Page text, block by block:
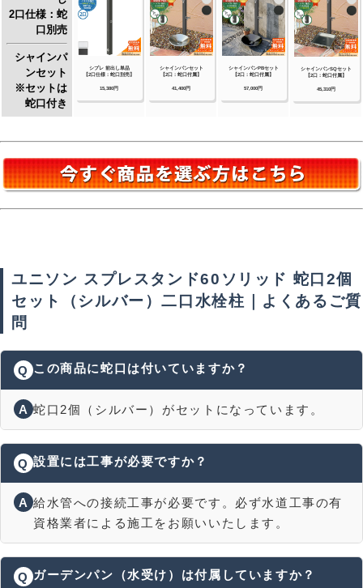
ユニソン スプレスタンド60ソリッド 蛇口2個
セット（シルバー）二口水栓柱｜よくあるご質
問
Q この商品に蛇口は付いていますか？
A 蛇口2個（シルバー）がセットになっています。
Q 設置には工事が必要ですか？
A 給水管への接続工事が必要です。必ず水道工事の有
資格業者による施工をお願いいたします。
Q ガーデンパン（水受け）は付属していますか？